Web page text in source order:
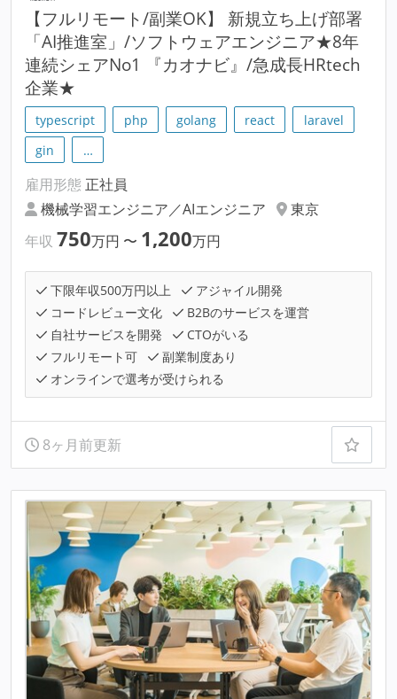
【フルリモート/副業OK】 新規立ち上げ部署
「AI推進室」/ソフトウェアエンジニア★8年
連続シェアNo1 『カオナビ』/急成長HRtech
企業★
typescript php golang react
laravel
gin
…
雇用形態 正社員
機械学習エンジニア／AIエンジニア
東京
年収 750万円 〜 1,200万円
下限年収500万円以上
アジャイル開発
コードレビュー文化
B2Bのサービスを運営
自社サービスを開発
CTOがいる
フルリモート可
副業制度あり
オンラインで選考が受けられる
8ヶ月前更新